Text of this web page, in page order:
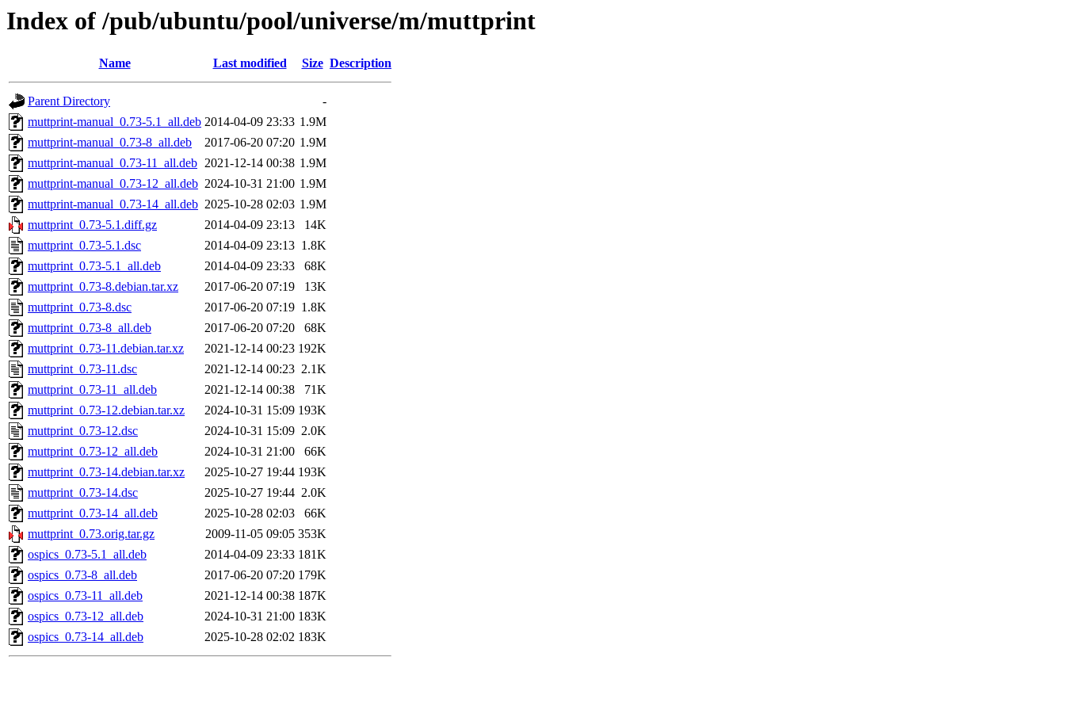
Index of /pub/ubuntu/pool/universe/m/muttprint
Name Last modified Size Description
Parent Directory
-
muttprint-manual_0.73-5.1_all.deb 2014-04-09 23:33 1.9M
muttprint-manual_0.73-8_all.deb
2017-06-20 07:20 1.9M
muttprint-manual_0.73-11_all.deb 2021-12-14 00:38 1.9M
muttprint-manual_0.73-12_all.deb 2024-10-31 21:00 1.9M
muttprint-manual_0.73-14_all.deb 2025-10-28 02:03 1.9M
muttprint_0.73-5.1.diff.gz
2014-04-09 23:13
14K
muttprint_0.73-5.1.dsc
2014-04-09 23:13 1.8K
muttprint_0.73-5.1_all.deb
2014-04-09 23:33
68K
muttprint_0.73-8.debian.tar.xz
2017-06-20 07:19
13K
muttprint_0.73-8.dsc
2017-06-20 07:19 1.8K
muttprint_0.73-8_all.deb
2017-06-20 07:20
68K
muttprint_0.73-11.debian.tar.xz
2021-12-14 00:23 192K
muttprint_0.73-11.dsc
2021-12-14 00:23 2.1K
muttprint_0.73-11_all.deb
2021-12-14 00:38
71K
muttprint_0.73-12.debian.tar.xz
2024-10-31 15:09 193K
muttprint_0.73-12.dsc
2024-10-31 15:09 2.0K
muttprint_0.73-12_all.deb
2024-10-31 21:00
66K
muttprint_0.73-14.debian.tar.xz
2025-10-27 19:44 193K
muttprint_0.73-14.dsc
2025-10-27 19:44 2.0K
muttprint_0.73-14_all.deb
2025-10-28 02:03
66K
muttprint_0.73.orig.tar.gz
2009-11-05 09:05 353K
ospics_0.73-5.1_all.deb
2014-04-09 23:33 181K
ospics_0.73-8_all.deb
2017-06-20 07:20 179K
ospics_0.73-11_all.deb
2021-12-14 00:38 187K
ospics_0.73-12_all.deb
2024-10-31 21:00 183K
ospics_0.73-14_all.deb
2025-10-28 02:02 183K